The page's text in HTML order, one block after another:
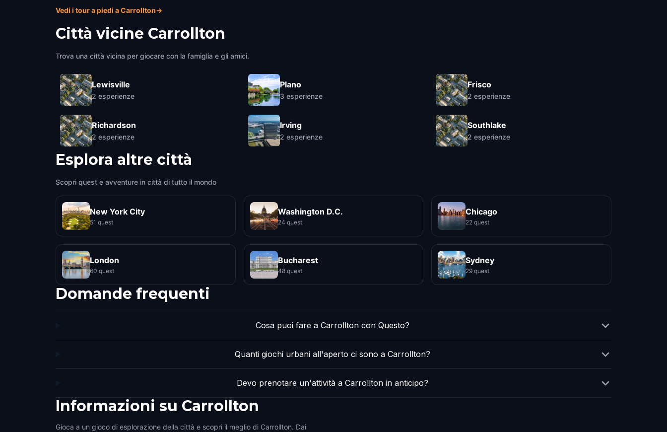
Vedi i tour a piedi a Carrollton→
Città vicine Carrollton
Trova una città vicina per giocare con la famiglia e gli amici.
Lewisville
2 esperienze
Richardson
2 esperienze
Plano
3 esperienze
Irving
2 esperienze
Frisco
2 esperienze
Southlake
2 esperienze
Esplora altre città
Scopri quest e avventure in città di tutto il mondo
New York City
51 quest
Washington D.C.
24 quest
Chicago
22 quest
London
60 quest
Bucharest
48 quest
Sydney
29 quest
Domande frequenti
Cosa puoi fare a Carrollton con Questo?
Quanti giochi urbani all'aperto ci sono a Carrollton?
Devo prenotare un'attività a Carrollton in anticipo?
Informazioni su Carrollton
Gioca a un gioco di esplorazione della città e scopri il meglio di Carrollton. Dai